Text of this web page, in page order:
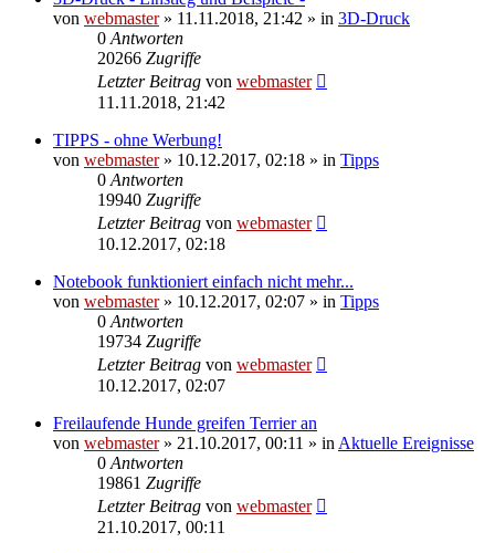
von webmaster» 11.11.2018, 21:42 » in 3D-Druck
0 Antworten
20266 Zugriffe
Letzter Beitrag von webmaster
11.11.2018, 21:42
TIPPS - ohne Werbung!
von webmaster» 10.12.2017, 02:18 » in Tipps
0 Antworten
19940 Zugriffe
Letzter Beitrag von webmaster
10.12.2017, 02:18
Notebook funktioniert einfach nicht mehr...
von webmaster» 10.12.2017, 02:07 » in Tipps
0 Antworten
19734 Zugriffe
Letzter Beitrag von webmaster
10.12.2017, 02:07
Freilaufende Hunde greifen Terrier an
von webmaster» 21.10.2017, 00:11 » in Aktuelle Ereignisse
0 Antworten
19861 Zugriffe
Letzter Beitrag von webmaster
21.10.2017, 00:11